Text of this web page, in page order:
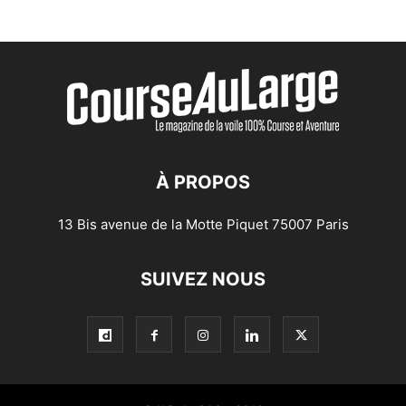
À PROPOS
13 Bis avenue de la Motte Piquet 75007 Paris
SUIVEZ NOUS